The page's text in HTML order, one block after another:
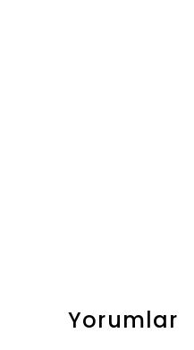
Yorumlar